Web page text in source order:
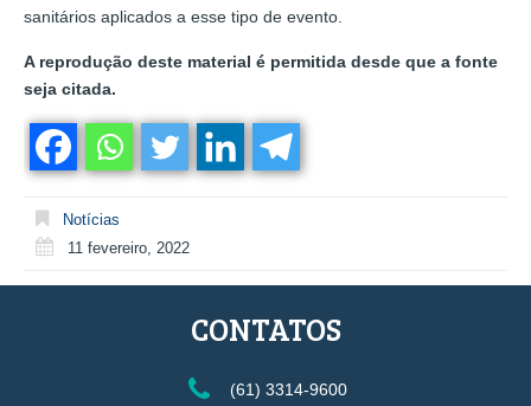
sanitários aplicados a esse tipo de evento.
A reprodução deste material é permitida desde que a fonte
seja citada.
Notícias
11 fevereiro, 2022
CONTATOS
(61) 3314-9600